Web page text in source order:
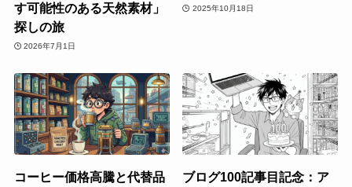
す可能性のある天然素材」
探しの旅
2026年7月1日
2025年10月18日
コーヒー価格高騰と代替品
ブログ100記事目記念：ア